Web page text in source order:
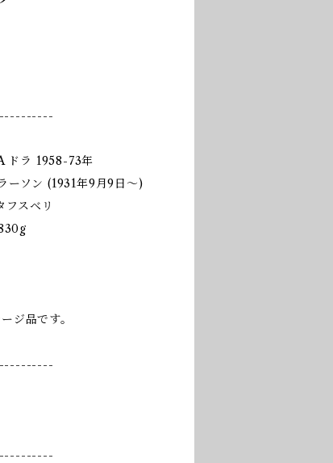
ドラ 1958-73年
ソン (1931年9月9日〜)
スベリ
ジ品です。